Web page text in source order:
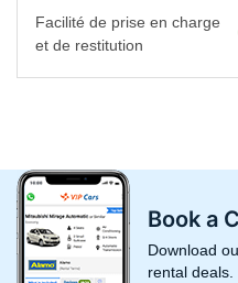
Facilité de prise en charge
et de restitution
Book a
Download
rental deals.